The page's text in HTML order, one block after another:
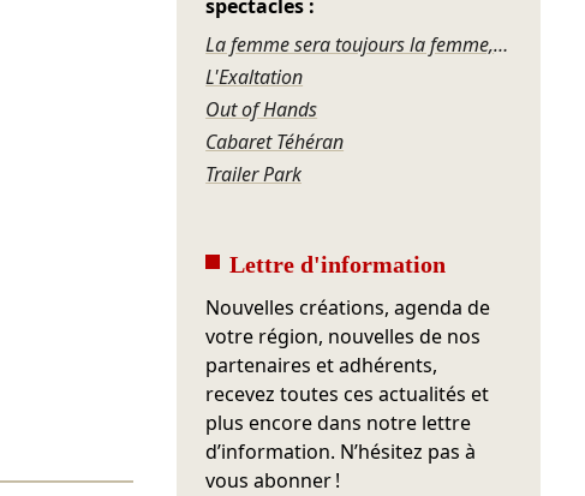
spectacles :
La femme sera toujours la femme, revue nue...cléaire
L'Exaltation
Out of Hands
Cabaret Téhéran
Trailer Park
Lettre d'information
Nouvelles créations, agenda de
votre région, nouvelles de nos
partenaires et adhérents,
recevez toutes ces actualités et
plus encore dans notre lettre
d’information. N’hésitez pas à
vous abonner !